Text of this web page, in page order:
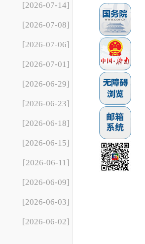
[2026-07-14]
[2026-07-08]
[2026-07-06]
[2026-07-01]
[2026-06-29]
[2026-06-23]
[2026-06-18]
[2026-06-15]
[2026-06-11]
[2026-06-09]
[2026-06-03]
[2026-06-02]